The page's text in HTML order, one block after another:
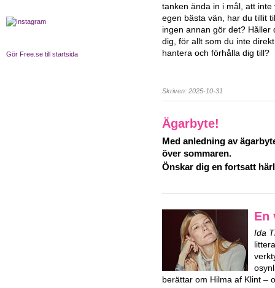
Gör Free.se till startsida
tanken ända in i mål, att
egen bästa vän, har du tillit
ingen annan gör det?
dig, för allt som du inte
hantera och förhålla dig till?
Skriven: 2025-10-31
Ägarbyte!
Med anledning av
över sommaren.
Önskar dig en fortsatt
En
Ida
berättar om Hilma af Klint –